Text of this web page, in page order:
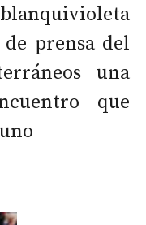
prensa del
una
que